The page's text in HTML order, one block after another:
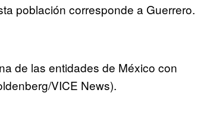
población corresponde a Guerrero.
de las entidades de México con
VICE News).